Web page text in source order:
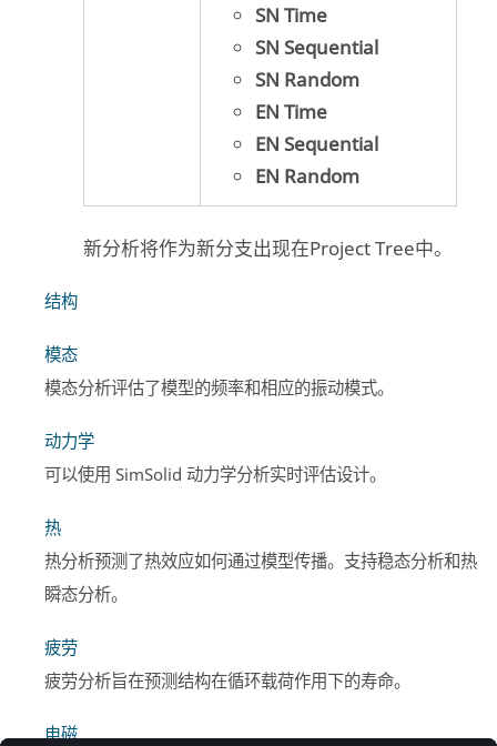
SN Time
SN Sequential
SN Random
EN Time
EN Sequential
EN Random
新分析将作为新分支出现在Project Tree中。
结构
模态
模态分析评估了模型的频率和相应的振动模式。
动力学
可以使用SimSolid 动力学分析实时评估设计。
热
热分析预测了热效应如何通过模型传播。支持稳态分析和热
瞬态分析。
疲劳
疲劳分析旨在预测结构在循环载荷作用下的寿命。
电磁